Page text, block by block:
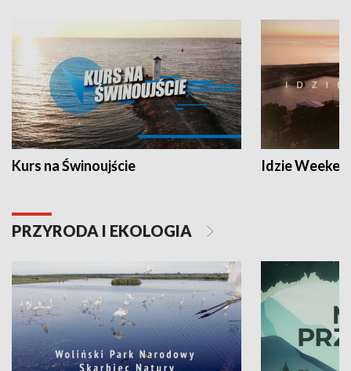
Kurs na Świnoujście Idzie
PRZYRODA I EKOLOGIA